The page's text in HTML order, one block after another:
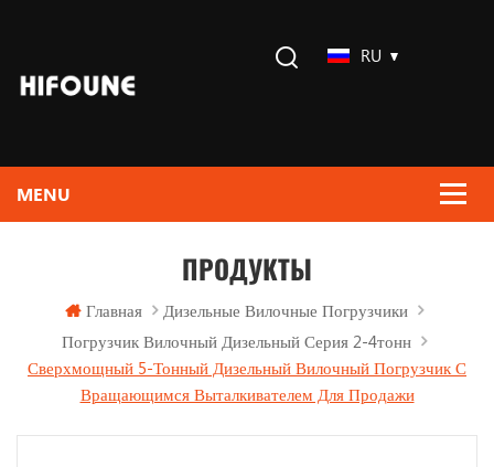
RU
ПРОДУКТЫ
Главная
Дизельные Вилочные Погрузчики
Погрузчик Вилочный Дизельный Серия 2-4тонн
Сверхмощный 5-Тонный Дизельный Вилочный Погрузчик С
Вращающимся Выталкивателем Для Продажи